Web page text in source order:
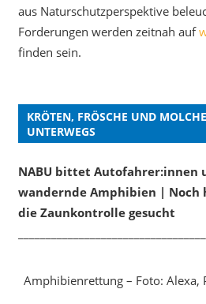
aus Naturschutzperspektive
Forderungen werden zeitnah auf
finden sein.
KRÖTEN, FRÖSCHE UND
UNTERWEGS
NABU bittet Autofahrer:innen
wandernde Amphibien | Noch
die Zaunkontrolle gesucht
Amphibienrettung – Foto: Alexa,